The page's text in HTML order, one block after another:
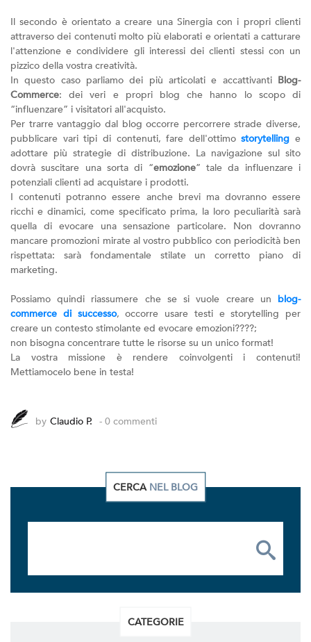
Il secondo è orientato a creare una Sinergia con i propri clienti
attraverso dei contenuti molto più elaborati e orientati a catturare
l'attenzione e condividere gli interessi dei clienti stessi con un
pizzico della vostra creatività.
In questo caso parliamo dei più articolati e accattivanti Blog-
Commerce: dei veri e propri blog che hanno lo scopo di
“influenzare” i visitatori all'acquisto.
Per trarre vantaggio dal blog occorre percorrere strade diverse,
pubblicare vari tipi di contenuti, fare dell'ottimostorytelling e
adottare più strategie di distribuzione. La navigazione sul sito
dovrà suscitare una sorta di “emozione” tale da influenzare i
potenziali clienti ad acquistare i prodotti.
I contenuti potranno essere anche brevi ma dovranno essere
ricchi e dinamici, come specificato prima, la loro peculiarità sarà
quella di evocare una sensazione particolare. Non dovranno
mancare promozioni mirate al vostro pubblico con periodicità ben
rispettata: sarà fondamentale stilate un corretto piano di
marketing.
Possiamo quindi riassumere che se si vuole creare un blog-
commerce di successo, occorre usare testi e storytelling per
creare un contesto stimolante ed evocare emozioni????;
non bisogna concentrare tutte le risorse su un unico format!
La vostra missione è rendere coinvolgenti i contenuti!
Mettiamocelo bene in testa!
by Claudio P. - 0 commenti
CERCA NEL BLOG
CATEGORIE